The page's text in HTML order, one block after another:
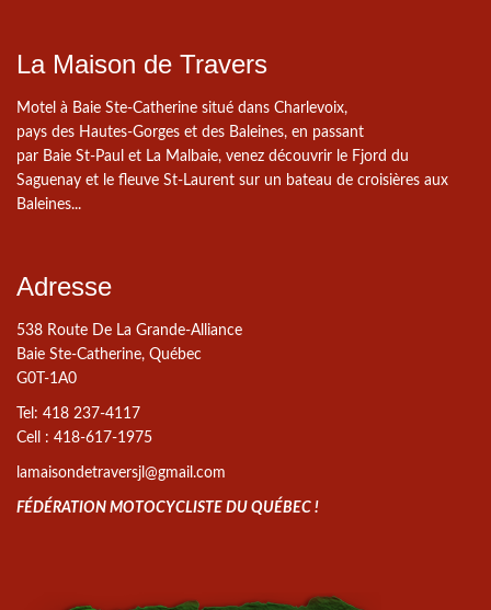
La Maison de Travers
Motel à Baie Ste-Catherine situé dans Charlevoix,
pays des Hautes-Gorges et des Baleines, en passant
par Baie St-Paul et La Malbaie, venez découvrir le Fjord du
Saguenay et le fleuve St-Laurent sur un bateau de croisières aux
Baleines...
Adresse
538 Route De La Grande-Alliance
Baie Ste-Catherine, Québec
G0T-1A0
Tel: 418 237-4117
Cell : 418-617-1975
lamaisondetraversjl@gmail.com
FÉDÉRATION MOTOCYCLISTE DU QUÉBEC !